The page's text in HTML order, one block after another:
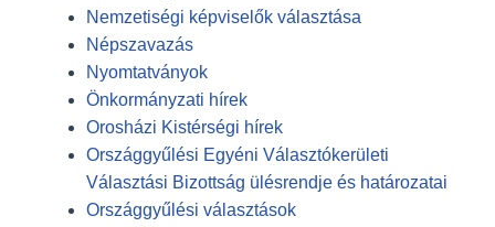
Nemzetiségi képviselők választása
Népszavazás
Nyomtatványok
Önkormányzati hírek
Orosházi Kistérségi hírek
Országgyűlési Egyéni Választókerületi
Választási Bizottság ülésrendje és határozatai
Országgyűlési választások